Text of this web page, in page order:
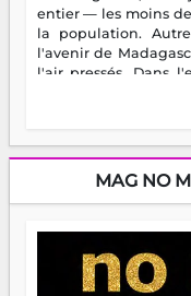
entier — les moins
la population.
l'avenir de
l'air pressés. Dans
plus nombreux à
sans filet, souvent
dorment vraiment
encore meilleures.
Prix RFI
jeunes qui
s'arrêter là,
serait passer à côté
brûle fort — et
MAG NO